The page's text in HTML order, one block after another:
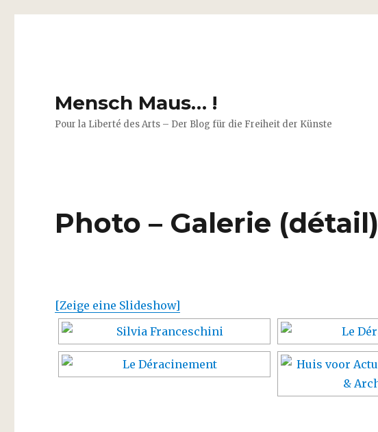
Mensch Maus… !
Pour la Liberté des Arts – Der Blog für die Freiheit der Künste
Photo – Galerie (détail)
[Zeige eine Slideshow]